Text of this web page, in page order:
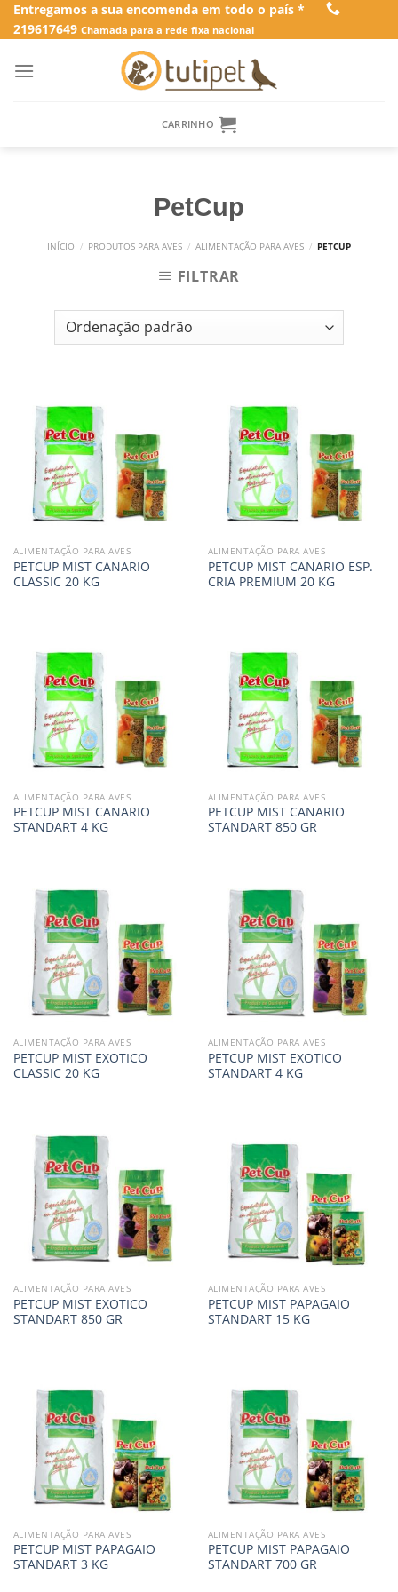
SkipEntregamos a sua encomenda em todo o país *
219617649 Chamada para a rede fixa nacional
CARRINHO
PetCup
INÍCIO / PRODUTOS PARA AVES / ALIMENTAÇÃO PARA AVES / PETCUP
FILTRAR
ALIMENTAÇÃO PARA AVES
PETCUP MIST CANARIO
CLASSIC 20 KG
ALIMENTAÇÃO PARA AVES
PETCUP MIST CANARIO ESP.
CRIA PREMIUM 20 KG
ALIMENTAÇÃO PARA AVES
PETCUP MIST CANARIO
STANDART 4 KG
ALIMENTAÇÃO PARA AVES
PETCUP MIST CANARIO
STANDART 850 GR
ALIMENTAÇÃO PARA AVES
PETCUP MIST EXOTICO
CLASSIC 20 KG
ALIMENTAÇÃO PARA AVES
PETCUP MIST EXOTICO
STANDART 4 KG
ALIMENTAÇÃO PARA AVES
PETCUP MIST EXOTICO
STANDART 850 GR
ALIMENTAÇÃO PARA AVES
PETCUP MIST PAPAGAIO
STANDART 15 KG
ALIMENTAÇÃO PARA AVES
PETCUP MIST PAPAGAIO
STANDART 3 KG
ALIMENTAÇÃO PARA AVES
PETCUP MIST PAPAGAIO
STANDART 700 GR